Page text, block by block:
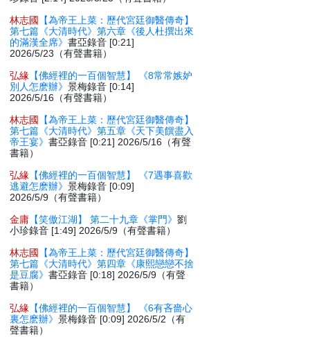
林志國
【為帝王上菜：歷代宮廷御醫傳奇】
第七篇《大清時代》第六章《後人杜撰出來
的滿漢全席》書亞錄音 [0:21]
2026/5/23（有聲書籍）
弘緣 【佛經裡的一百個智慧】 《8常常嫉妒
別人怎麽辦》景梅錄音 [0:14]
2026/5/16（有聲書籍）
林志國
【為帝王上菜：歷代宮廷御醫傳奇】
第七篇《大清時代》第五章《天下美饌盡入
帝王宴》書亞錄音 [0:21] 2026/5/16（有聲
書籍）
弘緣 【佛經裡的一百個智慧】 《7遇事喜歡
逃避怎麽辦》景梅錄音 [0:09]
2026/5/9（有聲書籍）
金庸 【笑傲江湖】 第二十九章《掌門》劉
小珍錄音 [1:49] 2026/5/9（有聲書籍）
林志國
【為帝王上菜：歷代宮廷御醫傳奇】
第七篇《大清時代》第四章《康熙戀戀不捨
是豆腐》書亞錄音 [0:18] 2026/5/9（有聲
書籍）
弘緣 【佛經裡的一百個智慧】 《6有吝嗇心
裏怎麽辦》景梅錄音 [0:09] 2026/5/2（有
聲書籍）